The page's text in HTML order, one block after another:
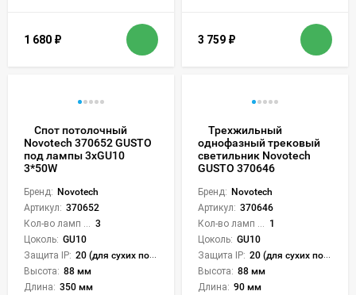
1 680 ₽ 3 759 ₽
Спот потолочный
Novotech 370652 GUSTO
под лампы 3xGU10
3*50W
Бренд: Novotech
Артикул: 370652
Кол-во ламп или LED: 3
Цоколь: GU10
Защита IP: 20 (для сухих пом.)
Высота: 88 мм
Длина: 350 мм
Трехжильный
однофазный трековый
светильник Novotech
GUSTO 370646
Бренд: Novotech
Артикул: 370646
Кол-во ламп или LED: 1
Цоколь: GU10
Защита IP: 20 (для сухих пом.)
Высота: 88 мм
Длина: 90 мм